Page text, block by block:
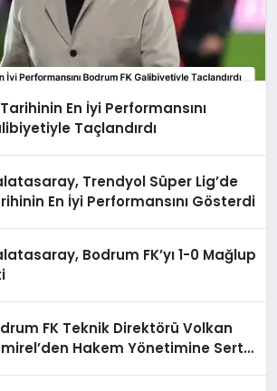
En İyi Performansını
Taçlandırdı
Trendyol Süper Lig’de
En İyi Performansını Gösterdi
Bodrum FK’yı 1-0 Mağlup
FK Teknik Direktörü Volkan
Hakem Yönetimine Sert